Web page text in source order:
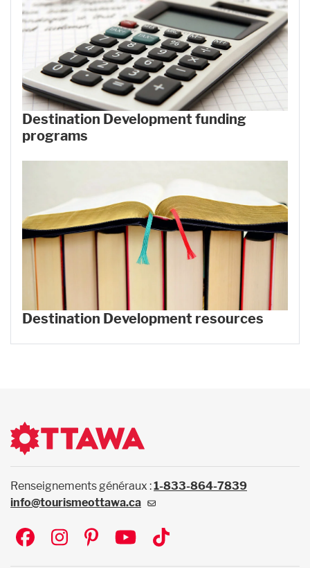
Destination Development funding
programs
Destination Development resources
Renseignements généraux :1-833-864-7839
info@tourismeottawa.ca
Social